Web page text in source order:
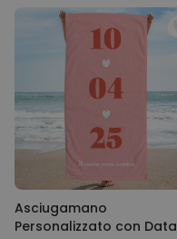
Asciugamano
Personalizzato con Data